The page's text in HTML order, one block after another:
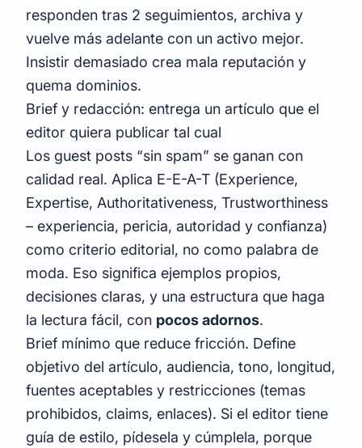
responden tras 2 seguimientos, archiva y
vuelve más adelante con un activo mejor.
Insistir demasiado crea mala reputación y
quema dominios.
Brief y redacción: entrega un artículo que el
editor quiera publicar tal cual
Los guest posts “sin spam” se ganan con
calidad real. Aplica E-E-A-T (Experience,
Expertise, Authoritativeness, Trustworthiness
– experiencia, pericia, autoridad y confianza)
como criterio editorial, no como palabra de
moda. Eso significa ejemplos propios,
decisiones claras, y una estructura que haga
la lectura fácil, con pocos adornos.
Brief mínimo que reduce fricción. Define
objetivo del artículo, audiencia, tono, longitud,
fuentes aceptables y restricciones (temas
prohibidos, claims, enlaces). Si el editor tiene
guía de estilo, pídesela y cúmplela, porque